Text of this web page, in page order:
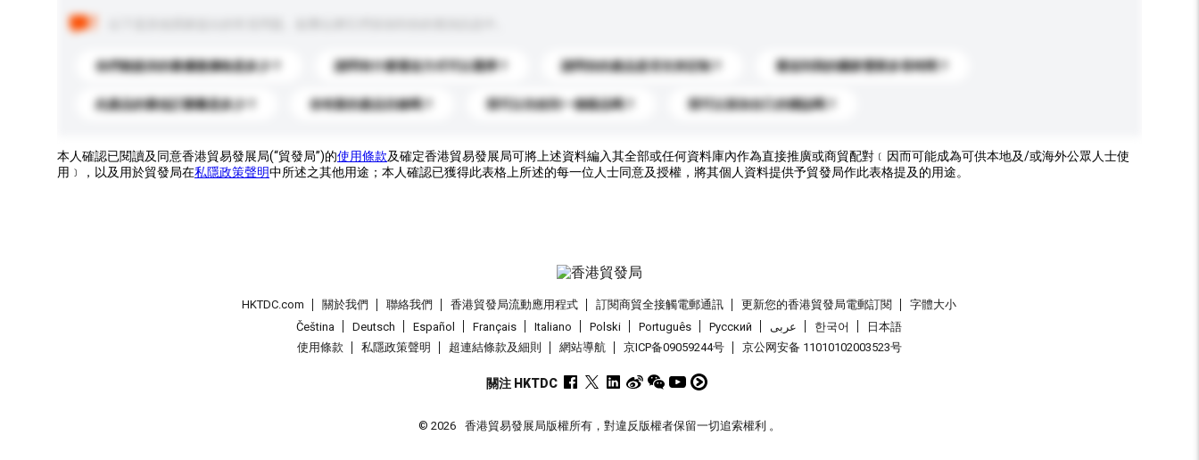
你們能提供的最優惠價格是多少？ 請問有什麼運送方式可以選擇？ 請問你的產品是否支持定制？ 運送到我的國家需要多長時間？
此產品的最低訂購量是多少？ 你有新的產品目錄嗎？ 我可以先收到一個樣品嗎？ 我可以添加自己的標誌嗎？
本人確認已閱讀及同意香港貿易發展局(“貿發局”)的使用條款及確定香港貿易發展局可將上述資料編入其全部或任何資料庫內作為直接推廣或商貿配對﹝因而可能成為可供本地及/或海外公眾人士使
用﹞，以及用於貿發局在私隱政策聲明中所述之其他用途；本人確認已獲得此表格上所述的每一位人士同意及授權，將其個人資料提供予貿發局作此表格提及的用途。
HKTDC.com 關於我們 聯絡我們 香港貿發局流動應用程式 訂閱商貿全接觸電郵通訊 更新您的香港貿發局電郵訂閱
字體大小
Čeština
Deutsch Español Français Italiano Polski Português Pусский عربى 한국어
日本語
使用條款
私隱政策聲明 超連結條款及細則 網站導航 京ICP备09059244号 京公网安备 11010102003523号
關注 HKTDC
© 2026 香港貿易發展局版權所有，對違反版權者保留一切追索權利 。